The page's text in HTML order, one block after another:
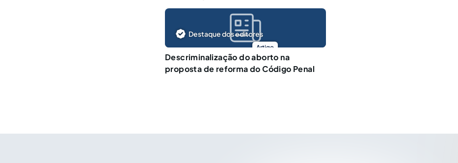
Artigo
Destaque dos editores
Descriminalização do aborto na
proposta de reforma do Código Penal